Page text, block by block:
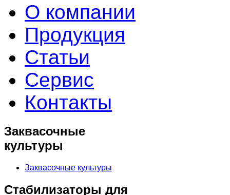
О компании
Продукция
Статьи
Сервис
Контакты
Заквасочные
культуры
Заквасочные культуры
Стабилизаторы для